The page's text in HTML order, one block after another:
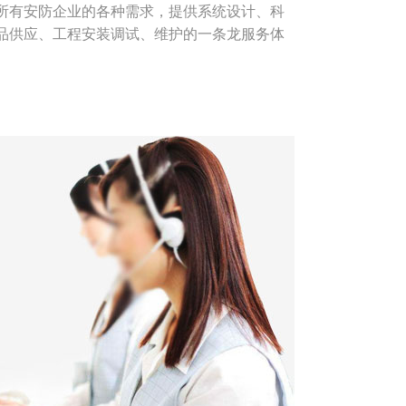
有安防企业的各种需求，提供系统设计、科
供应、工程安装调试、维护的一条龙服务体